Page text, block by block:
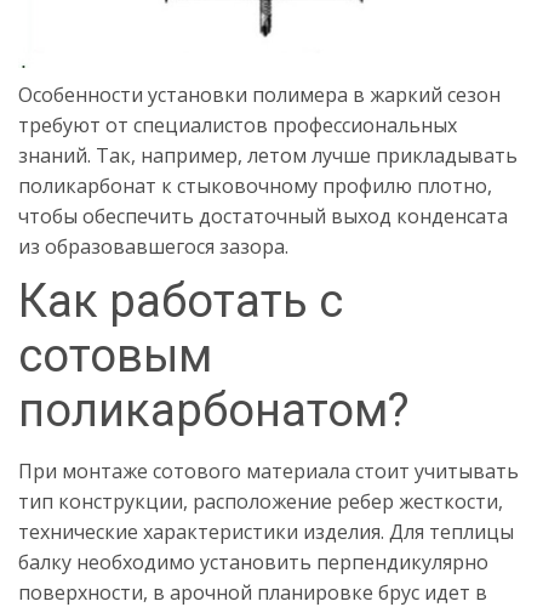
Особенности установки полимера в жаркий сезон
требуют от специалистов профессиональных
знаний. Так, например, летом лучше прикладывать
поликарбонат к стыковочному профилю плотно,
чтобы обеспечить достаточный выход конденсата
из образовавшегося зазора.
Как работать с
сотовым
поликарбонатом?
При монтаже сотового материала стоит учитывать
тип конструкции, расположение ребер жесткости,
технические характеристики изделия. Для теплицы
балку необходимо установить перпендикулярно
поверхности, в арочной планировке брус идет в